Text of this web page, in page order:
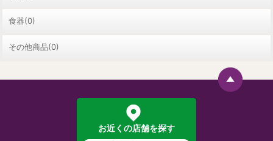
食器(0)
その他商品(0)
お近くの店舗を探す